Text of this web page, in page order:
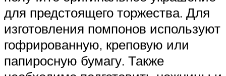
для предстоящего торжества. Для
изготовления помпонов используют
гофрированную, креповую или
папиросную бумагу. Также